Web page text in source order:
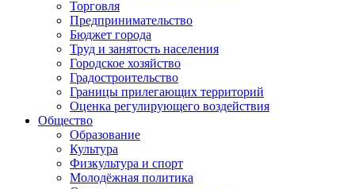
Торговля
Предпринимательство
Бюджет города
Труд и занятость населения
Городское хозяйство
Градостроительство
Границы прилегающих территорий
Оценка регулирующего воздействия
Общество
Образование
Культура
Физкультура и спорт
Молодёжная политика